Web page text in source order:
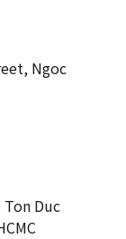
Ngoc
Ton Duc